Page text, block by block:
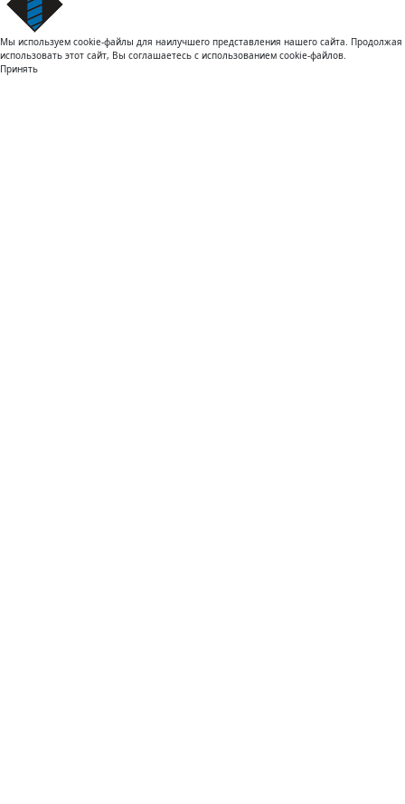
Мы используем cookie-файлы для наилучшего представления нашего сайта. Продолжая
использовать этот сайт, Вы соглашаетесь с использованием cookie-файлов.
Принять